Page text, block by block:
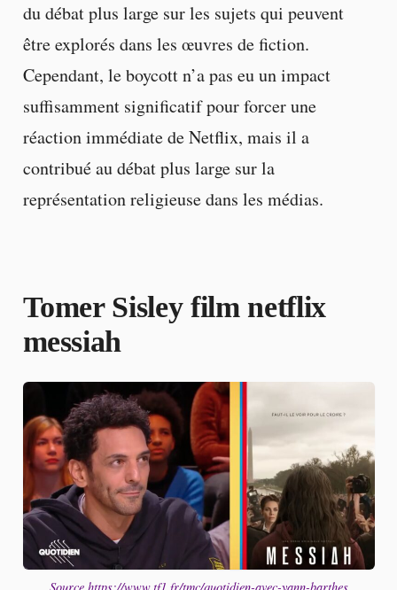
du débat plus large sur les sujets qui peuvent
être explorés dans les œuvres de fiction.
Cependant, le boycott n’a pas eu un impact
suffisamment significatif pour forcer une
réaction immédiate de Netflix, mais il a
contribué au débat plus large sur la
représentation religieuse dans les médias.
Tomer Sisley film netflix
messiah